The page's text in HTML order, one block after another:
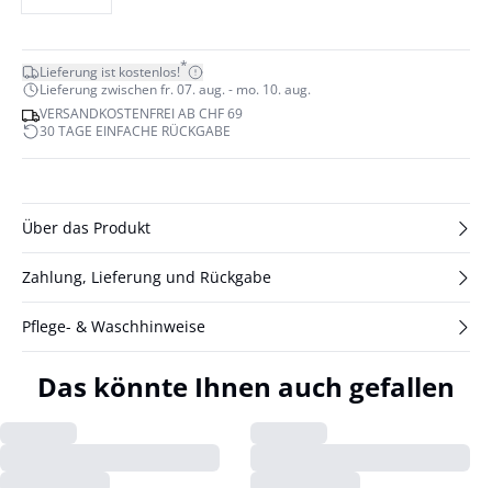
Lieferung ist kostenlos!*
Lieferung zwischen fr. 07. aug. - mo. 10. aug.
VERSANDKOSTENFREI AB CHF 69
30 TAGE EINFACHE RÜCKGABE
Über das Produkt
Zahlung, Lieferung und Rückgabe
Pflege- & Waschhinweise
Das könnte Ihnen auch gefallen